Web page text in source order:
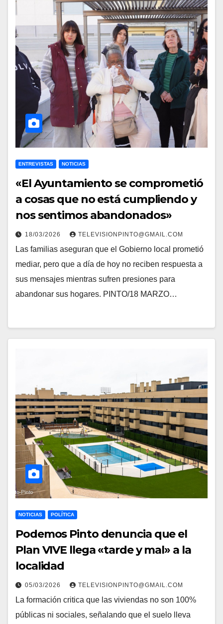
ENTREVISTAS NOTICIAS
«El Ayuntamiento se comprometió
a cosas que no está cumpliendo y
nos sentimos abandonados»
18/03/2026 TELEVISIONPINTO@GMAIL.COM
Las familias aseguran que el Gobierno local prometió
mediar, pero que a día de hoy no reciben respuesta a
sus mensajes mientras sufren presiones para
abandonar sus hogares. PINTO/18 MARZO…
NOTICIAS POLÍTICA
Podemos Pinto denuncia que el
Plan VIVE llega «tarde y mal» a la
localidad
05/03/2026 TELEVISIONPINTO@GMAIL.COM
La formación critica que las viviendas no son 100%
públicas ni sociales, señalando que el suelo lleva